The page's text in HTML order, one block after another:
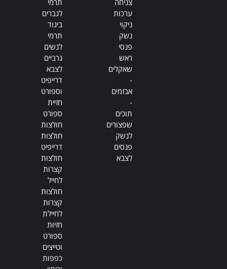
ערכות
ניקוי
נשק
פנסי
ראש
שאקלים
-
אבזמים
-
תוכים
שפצורים
לנשק
פנסים
לצבא
לגברים
ביגוד
תרמי
לנשים
גרביים
לצבא
דרייפיט
וספורט
חזיית
ספורט
חולצות
חולצות
דרייפיט
חולצות
קצרות
לחייל
חולצות
קצרות
לחיילת
חזיות
ספורט
וטייצים
כפפות